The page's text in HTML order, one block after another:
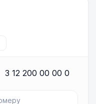
3 12 200 00 00 0